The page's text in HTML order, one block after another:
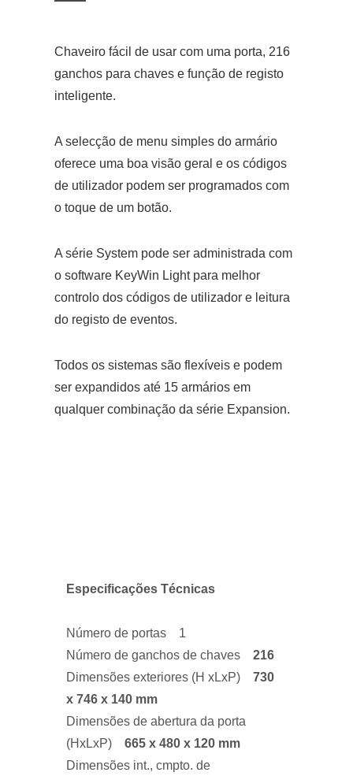
Chaveiro fácil de usar com uma porta, 216
ganchos para chaves e função de registo
inteligente.
A selecção de menu simples do armário
oferece uma boa visão geral e os códigos
de utilizador podem ser programados com
o toque de um botão.
A série System pode ser administrada com
o software KeyWin Light para melhor
controlo dos códigos de utilizador e leitura
do registo de eventos.
Todos os sistemas são flexíveis e podem
ser expandidos até 15 armários em
qualquer combinação da série Expansion.
Especificações Técnicas
Número de portas 1
Número de ganchos de chaves 216
Dimensões exteriores (H xLxP)
730
x 746 x 140 mm
Dimensões de abertura da porta
(HxLxP)
665 x 480 x 120 mm
Dimensões int., cmpto. de